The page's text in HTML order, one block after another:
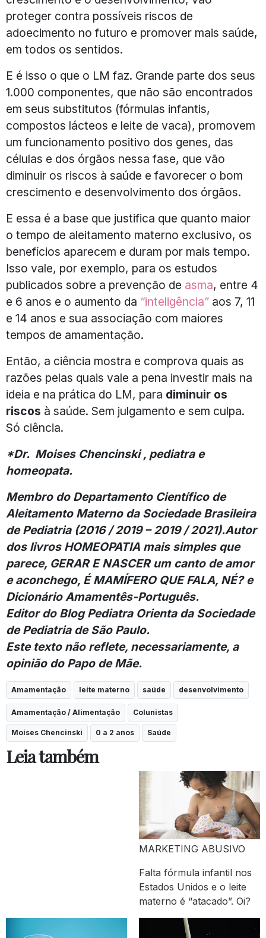
proteger contra possíveis riscos de
adoecimento no futuro e promover mais saúde,
em todos os sentidos.
E é isso o que o LM faz. Grande parte dos seus
1.000 componentes, que não são encontrados
em seus substitutos (fórmulas infantis,
compostos lácteos e leite de vaca), promovem
um funcionamento positivo dos genes, das
células e dos órgãos nessa fase, que vão
diminuir os riscos à saúde e favorecer o bom
crescimento e desenvolvimento dos órgãos.
E essa é a base que justifica que quanto maior
o tempo de aleitamento materno exclusivo, os
benefícios aparecem e duram por mais tempo.
Isso vale, por exemplo, para os estudos
publicados sobre a prevenção de asma, entre 4
e 6 anos e o aumento da “inteligência” aos 7, 11
e 14 anos e sua associação com maiores
tempos de amamentação.
Então, a ciência mostra e comprova quais as
razões pelas quais vale a pena investir mais na
ideia e na prática do LM, para diminuir os
riscos à saúde. Sem julgamento e sem culpa.
Só ciência.
*Dr. Moises Chencinski , pediatra e
homeopata.
Membro do Departamento Científico de
Aleitamento Materno da Sociedade Brasileira
de Pediatria (2016 / 2019 – 2019 / 2021).Autor
dos livros HOMEOPATIA mais simples que
parece, GERAR E NASCER um canto de amor
e aconchego, É MAMÍFERO QUE FALA, NÉ? e
Dicionário Amamentês-Português.
Editor do Blog Pediatra Orienta da Sociedade
de Pediatria de São Paulo.
Este texto não reflete, necessariamente, a
opinião do Papo de Mãe.
Amamentação leite materno saúde desenvolvimento
Amamentação / Alimentação Colunistas
Moises Chencinski 0 a 2 anos Saúde
Leia também
MARKETING ABUSIVO
Falta fórmula infantil nos
Estados Unidos e o leite
materno é “atacado”. Oi?